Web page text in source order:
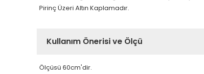
Pirinç Üzeri Altın Kaplamadır.
Kullanım Önerisi ve Ölçü
Ölçüsü 60cm'dir.